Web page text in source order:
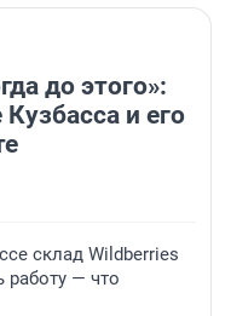
до этого»:
и его
склад Wildberries
работу — что